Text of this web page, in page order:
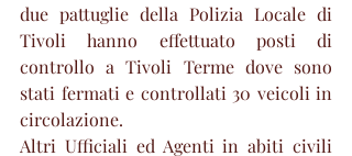
due pattuglie della Polizia Locale di
Tivoli hanno effettuato posti di
controllo a Tivoli Terme dove sono
stati fermati e controllati 30 veicoli in
circolazione.
Altri Ufficiali ed Agenti in abiti civili